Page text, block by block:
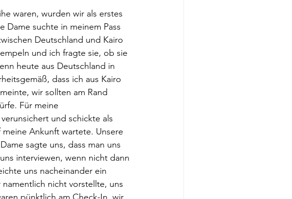
waren, wurden wir als erstes
Dame suchte in meinem Pass
Deutschland und Kairo
und ich fragte sie, ob sie
heute aus Deutschland in
dass ich aus Kairo
wir sollten am Rand
Für meine
und schickte als
Ankunft wartete. Unsere
sagte uns, dass man uns
interviewen, wenn nicht dann
uns nacheinander ein
nicht vorstellte, uns